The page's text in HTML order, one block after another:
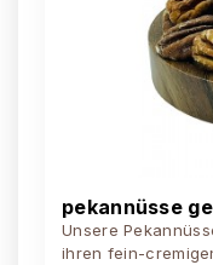
pekannüsse
Unsere
ihren fein-cremigen